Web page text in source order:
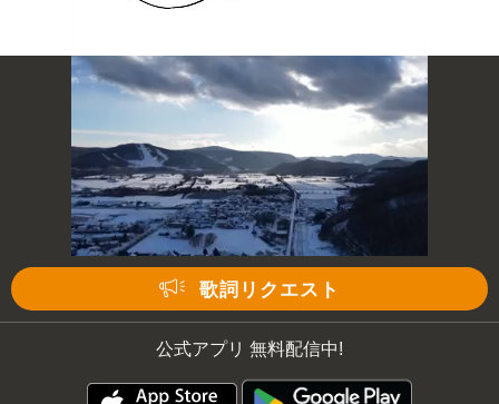
歌詞リクエスト
公式アプリ 無料配信中!